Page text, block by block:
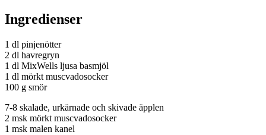
Ingredienser
1 dl pinjenötter
2 dl havregryn
1 dl MixWells ljusa basmjöl
1 dl mörkt muscvadosocker
100 g smör
7-8 skalade, urkärnade och skivade äpplen
2 msk mörkt muscvadosocker
1 msk malen kanel